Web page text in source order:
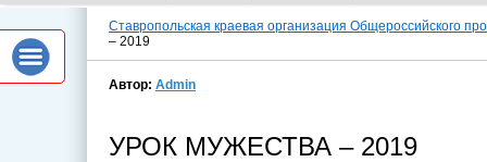
Ставропольская краевая организация Общероссийского
– 2019
Автор: Admin
УРОК МУЖЕСТВА – 2019